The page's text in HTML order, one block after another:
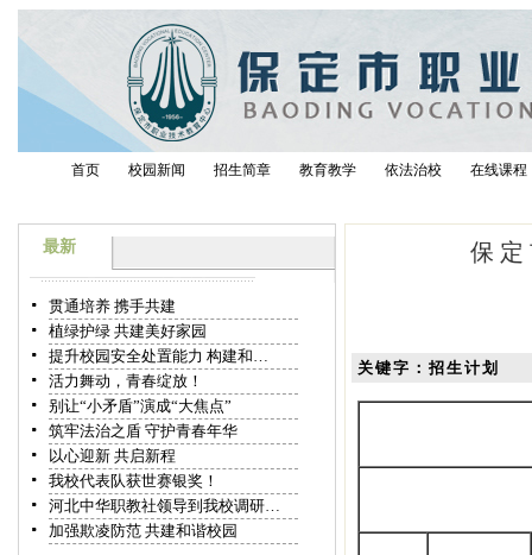
首页 校园新闻 招生简章 教育教学 依法治校 在线课程
最新
贯通培养 携手共建
植绿护绿 共建美好家园
提升校园安全处置能力 构建和…
活力舞动，青春绽放！
别让“小矛盾”演成“大焦点”
筑牢法治之盾 守护青春年华
以心迎新 共启新程
我校代表队获世赛银奖！
河北中华职教社领导到我校调研…
加强欺凌防范 共建和谐校园
保
关键字：招生计划